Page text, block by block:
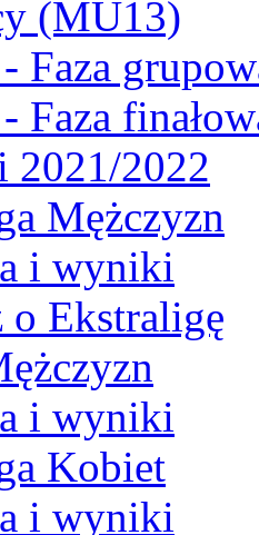
(MU13)
Faza
Faza
2021/2022
Mężczyzn
i wyniki
o Ekstraligę
i wyniki
Kobiet
i wyniki